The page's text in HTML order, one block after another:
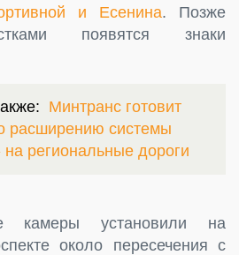
и Есенина. Позже
появятся знаки
Минтранс готовит
расширению системы
региональные дороги
камеры установили на
около пересечения с